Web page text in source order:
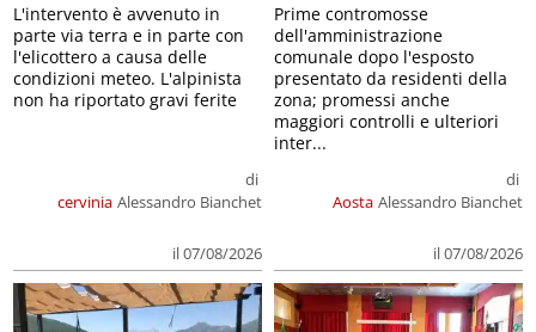
cervinia
di
Alessandro Bianchet
il 07/08/2026
L'intervento è avvenuto in
parte via terra e in parte con
l'elicottero a causa delle
condizioni meteo. L'alpinista
non ha riportato gravi ferite
Aosta
di
Alessandro Bianchet
il 07/08/2026
Prime contromosse
dell'amministrazione
comunale dopo l'esposto
presentato da residenti della
zona; promessi anche
maggiori controlli e ulteriori
inter...